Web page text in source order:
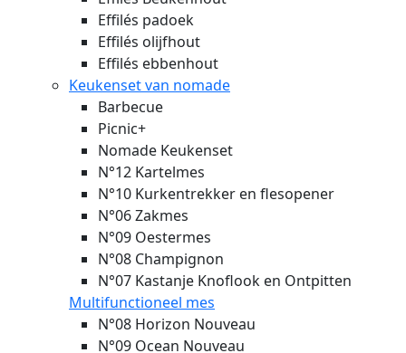
Effilés padoek
Effilés olijfhout
Effilés ebbenhout
Keukenset van nomade
Barbecue
Picnic+
Nomade Keukenset
N°12 Kartelmes
N°10 Kurkentrekker en flesopener
N°06 Zakmes
N°09 Oestermes
N°08 Champignon
N°07 Kastanje Knoflook en Ontpitten
Multifunctioneel mes
N°08 Horizon Nouveau
N°09 Ocean Nouveau